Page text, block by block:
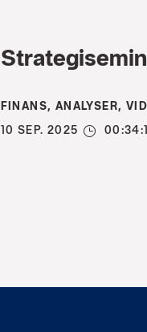
FINANS, ANALYSER,
10 SEP. 2025